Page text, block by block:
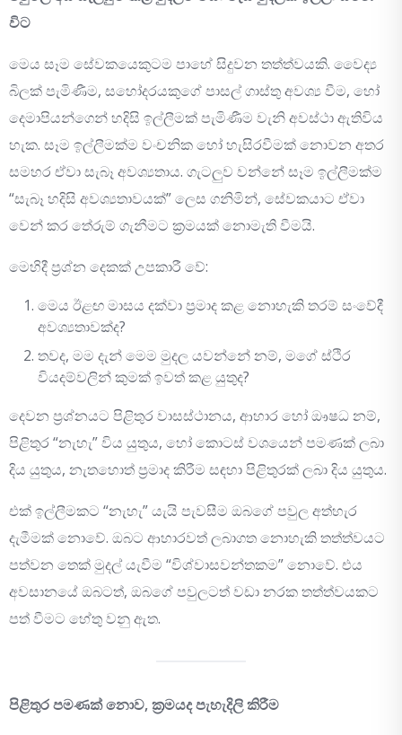
විට
මෙය සෑම සේවකයෙකුටම පාහේ සිදුවන තත්ත්වයකි. වෛද්‍ය
බිලක් පැමිණීම, සහෝදරයකුගේ පාසල් ගාස්තු අවශ්‍ය වීම, හෝ
දෙමාපියන්ගෙන් හදිසි ඉල්ලීමක් පැමිණීම වැනි අවස්ථා ඇතිවිය
හැක. සෑම ඉල්ලීමක්ම වංචනික හෝ හැසිරවීමක් නොවන අතර
සමහර ඒවා සැබෑ අවශ්‍යතාය. ගැටලුව වන්නේ සෑම ඉල්ලීමක්ම
“සැබෑ හදිසි අවශ්‍යතාවයක්” ලෙස ගනිමින්, සේවකයාට ඒවා
වෙන් කර තේරුම් ගැනීමට ක්‍රමයක් නොමැති වීමයි.
මෙහිදී ප්‍රශ්න දෙකක් උපකාරී වේ:
මෙය ඊළඟ මාසය දක්වා ප්‍රමාද කළ නොහැකි තරම් සංවේදී
අවශ්‍යතාවක්ද?
තවද, මම දැන් මෙම මුදල යවන්නේ නම්, මගේ ස්ථිර
වියදම්වලින් කුමක් ඉවත් කළ යුතුද?
දෙවන ප්‍රශ්නයට පිළිතුර වාසස්ථානය, ආහාර හෝ ඖෂධ නම්,
පිළිතුර “නැහැ” විය යුතුය, හෝ කොටස් වශයෙන් පමණක් ලබා
දිය යුතුය, නැතහොත් ප්‍රමාද කිරීම සඳහා පිළිතුරක් ලබා දිය යුතුය.
එක් ඉල්ලීමකට “නැහැ” යැයි පැවසීම ඔබගේ පවුල අත්හැර
දැමීමක් නොවේ. ඔබට ආහාරවත් ලබාගත නොහැකි තත්ත්වයට
පත්වන තෙක් මුදල් යැවීම “විශ්වාසවන්තකම” නොවේ. එය
අවසානයේ ඔබටත්, ඔබගේ පවුලටත් වඩා නරක තත්ත්වයකට
පත් වීමට හේතු වනු ඇත.
පිළිතුර පමණක් නොව, ක්‍රමයද පැහැදිලි කිරීම